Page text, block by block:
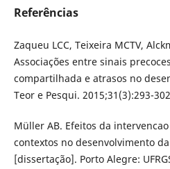
Referências
Zaqueu LCC, Teixeira MCTV,
Associações entre sinais
compartilhada e atrasos no
Teor e Pesqui. 2015;31(3):293-
Müller AB. Efeitos da
contextos no desenvolvimento
[dissertação]. Porto Alegre: